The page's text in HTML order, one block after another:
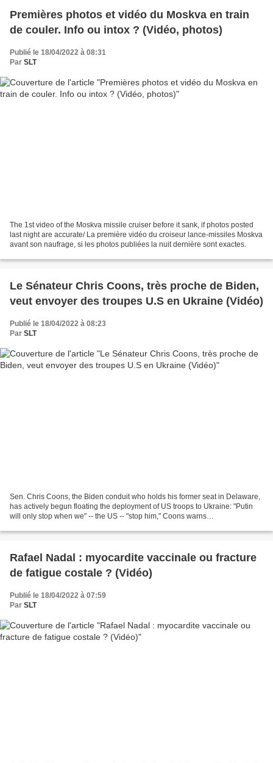
Premières photos et vidéo du Moskva en train
de couler. Info ou intox ? (Vidéo, photos)
Publié le 18/04/2022 à 08:31
Par SLT
The 1st video of the Moskva missile cruiser before it sank, if photos posted
last night are accurate/ La première vidéo du croiseur lance-missiles Moskva
avant son naufrage, si les photos publiées la nuit dernière sont exactes.
Le Sénateur Chris Coons, très proche de Biden,
veut envoyer des troupes U.S en Ukraine (Vidéo)
Publié le 18/04/2022 à 08:23
Par SLT
Sen. Chris Coons, the Biden conduit who holds his former seat in Delaware,
has actively begun floating the deployment of US troops to Ukraine: "Putin
will only stop when we" -- the US -- "stop him," Coons warns
Rafael Nadal : myocardite vaccinale ou fracture
de fatigue costale ? (Vidéo)
Publié le 18/04/2022 à 07:59
Par SLT